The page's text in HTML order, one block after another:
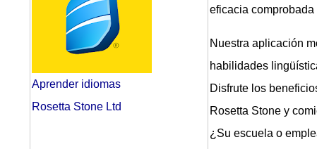
Aprender idiomas
Rosetta Stone Ltd
eficacia
Nuestra aplicación
habilidades
Disfrute los
Rosetta Stone y
¿Su escuela o